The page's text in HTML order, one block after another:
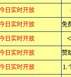
日实时开放
日实时开放
日实时开放
日实时开放
日实时开放 ⒈